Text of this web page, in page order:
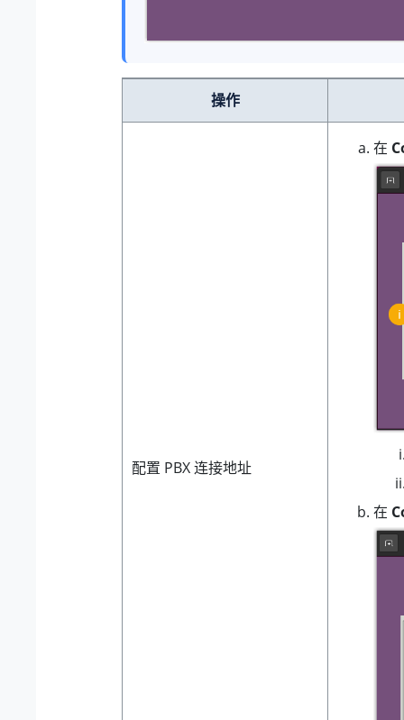
操作
配置 PBX 连接地址
在
在